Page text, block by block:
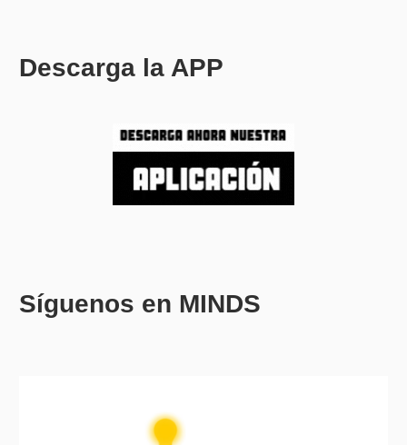
Descarga la APP
Síguenos en MINDS